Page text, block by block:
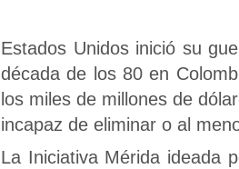
Estados Unidos inició su
década de los 80 en
los miles de millones de
incapaz de eliminar o al
La Iniciativa Mérida ideada